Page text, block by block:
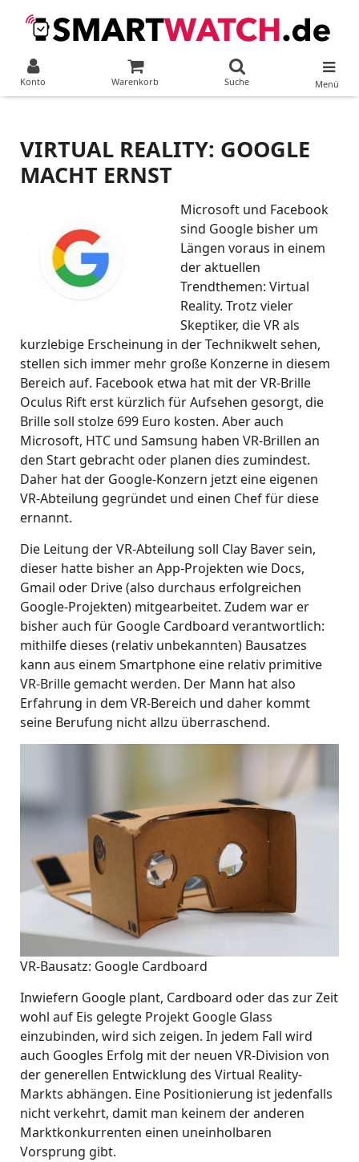
Konto Warenkorb Suche Menü
VIRTUAL REALITY: GOOGLE
MACHT ERNST
Microsoft und Facebook
sind Google bisher um
Längen voraus in einem
der aktuellen
Trendthemen: Virtual
Reality. Trotz vieler
Skeptiker, die VR als
kurzlebige Erscheinung in der Technikwelt sehen,
stellen sich immer mehr große Konzerne in diesem
Bereich auf. Facebook etwa hat mit der VR-Brille
Oculus Rift erst kürzlich für Aufsehen gesorgt, die
Brille soll stolze 699 Euro kosten. Aber auch
Microsoft, HTC und Samsung haben VR-Brillen an
den Start gebracht oder planen dies zumindest.
Daher hat der Google-Konzern jetzt eine eigenen
VR-Abteilung gegründet und einen Chef für diese
ernannt.
Die Leitung der VR-Abteilung soll Clay Baver sein,
dieser hatte bisher an App-Projekten wie Docs,
Gmail oder Drive (also durchaus erfolgreichen
Google-Projekten) mitgearbeitet. Zudem war er
bisher auch für Google Cardboard verantwortlich:
mithilfe dieses (relativ unbekannten) Bausatzes
kann aus einem Smartphone eine relativ primitive
VR-Brille gemacht werden. Der Mann hat also
Erfahrung in dem VR-Bereich und daher kommt
seine Berufung nicht allzu überraschend.
VR-Bausatz: Google Cardboard
Inwiefern Google plant, Cardboard oder das zur Zeit
wohl auf Eis gelegte Projekt Google Glass
einzubinden, wird sich zeigen. In jedem Fall wird
auch Googles Erfolg mit der neuen VR-Division von
der generellen Entwicklung des Virtual Reality-
Markts abhängen. Eine Positionierung ist jedenfalls
nicht verkehrt, damit man keinem der anderen
Marktkonkurrenten einen uneinholbaren
Vorsprung gibt.